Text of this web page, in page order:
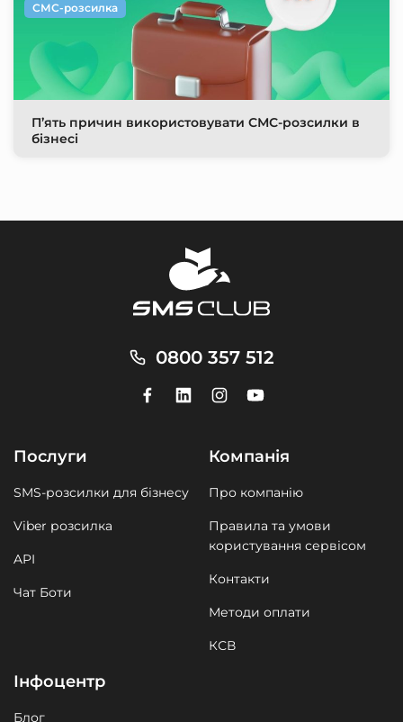
П’ять причин використовувати СМС-розсилки в
бізнесі
СМС-розсилка
0800 357 512
Послуги
SMS-розсилки для бізнесу
Viber розсилка
API
Чат Боти
Компанія
Про компанію
Правила та умови
користування сервісом
Контакти
Методи оплати
КСВ
Інфоцентр
Блог